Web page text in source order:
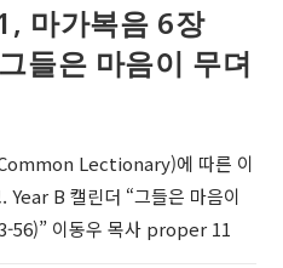
마가복음 6장
들은 마음이 무뎌
Lectionary)에 따른 이
Year B 캘린더 “그들은 마음이
56)” 이동우 목사 proper 11